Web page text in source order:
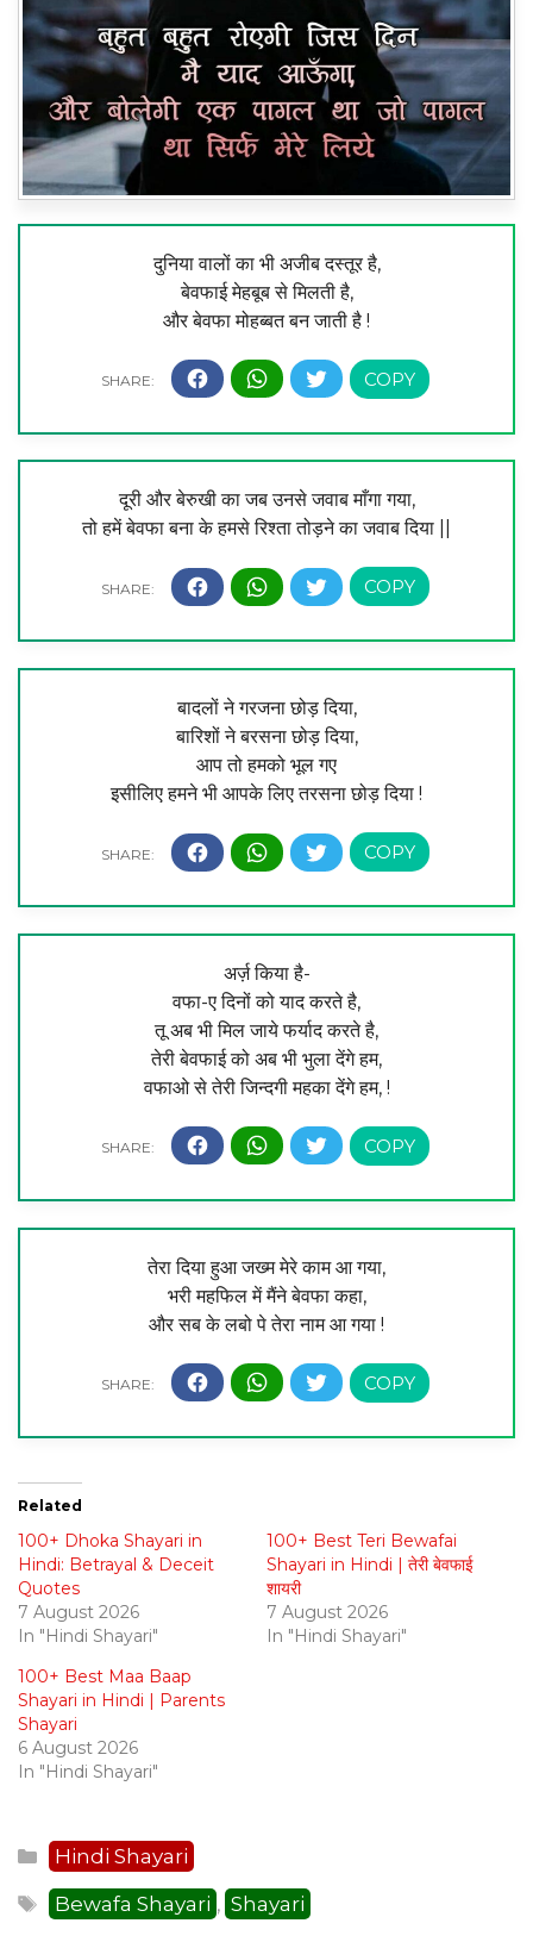
दुनिया वालों का भी अजीब दस्तूर है,
बेवफाई मेहबूब से मिलती है,
और बेवफा मोहब्बत बन जाती है !
दूरी और बेरुखी का जब उनसे जवाब माँगा गया,
तो हमें बेवफा बना के हमसे रिश्ता तोड़ने का जवाब दिया ||
बादलों ने गरजना छोड़ दिया,
बारिशों ने बरसना छोड़ दिया,
आप तो हमको भूल गए
इसीलिए हमने भी आपके लिए तरसना छोड़ दिया !
अर्ज़ किया है-
वफा-ए दिनों को याद करते है,
तू अब भी मिल जाये फर्याद करते है,
तेरी बेवफाई को अब भी भुला देंगे हम,
वफाओ से तेरी जिन्दगी महका देंगे हम, !
तेरा दिया हुआ जख्म मेरे काम आ गया,
भरी महफिल में मैंने बेवफा कहा,
और सब के लबो पे तेरा नाम आ गया !
Related
100+ Dhoka Shayari in
Hindi: Betrayal & Deceit
Quotes
7 August 2026
In "Hindi Shayari"
100+ Best Teri Bewafai
Shayari in Hindi | तेरी बेवफाई
शायरी
7 August 2026
In "Hindi Shayari"
100+ Best Maa Baap
Shayari in Hindi | Parents
Shayari
6 August 2026
In "Hindi Shayari"
Categories
Hindi Shayari
Tags
Bewafa Shayari , Shayari